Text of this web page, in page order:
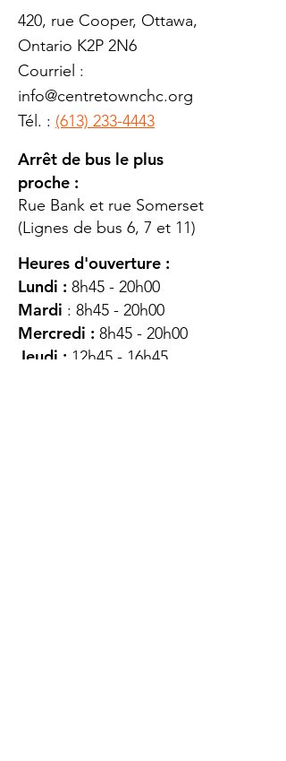
420, rue Cooper, Ottawa,
Ontario K2P 2N6
Courriel :
info@centretownchc.org
Tél. : (613) 233-4443
Arrêt de bus le plus
proche :
Rue Bank et rue Somerset
(Lignes de bus 6, 7 et 11)
Heures d'ouverture :
Lundi : 8h45 - 20h00
Mardi : 8h45 - 20h00
Mercredi : 8h45 - 20h00
Jeudi : 12h45 - 16h45